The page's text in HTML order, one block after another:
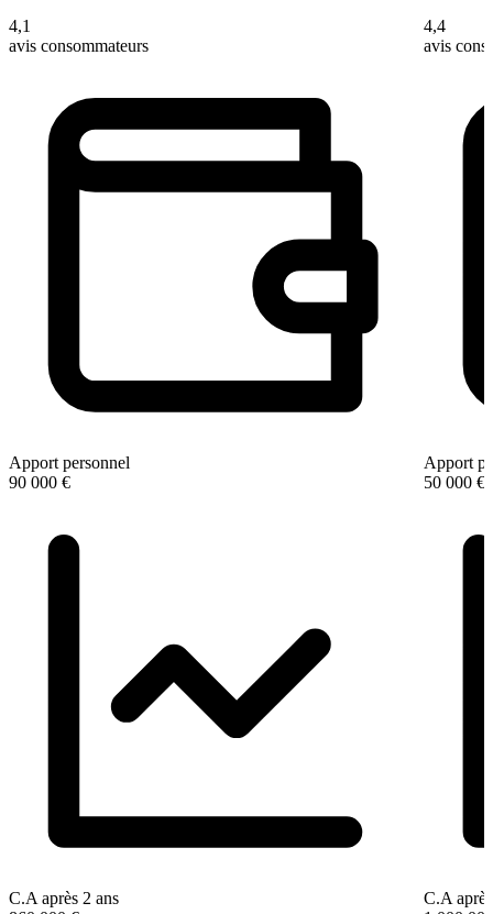
4,1
avis consommateurs
Apport personnel
90 000 €
C.A après 2 ans
4,4
avis
Apport
50 000 €
C.A